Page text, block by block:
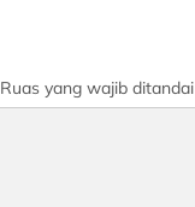
Ruas yang wajib ditandai